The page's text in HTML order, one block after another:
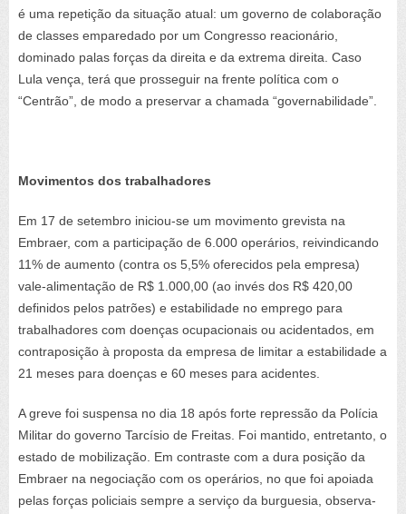
é uma repetição da situação atual: um governo de colaboração
de classes emparedado por um Congresso reacionário,
dominado palas forças da direita e da extrema direita. Caso
Lula vença, terá que prosseguir na frente política com o
“Centrão”, de modo a preservar a chamada “governabilidade”.
Movimentos dos trabalhadores
Em 17 de setembro iniciou-se um movimento grevista na
Embraer, com a participação de 6.000 operários, reivindicando
11% de aumento (contra os 5,5% oferecidos pela empresa)
vale-alimentação de R$ 1.000,00 (ao invés dos R$ 420,00
definidos pelos patrões) e estabilidade no emprego para
trabalhadores com doenças ocupacionais ou acidentados, em
contraposição à proposta da empresa de limitar a estabilidade a
21 meses para doenças e 60 meses para acidentes.
A greve foi suspensa no dia 18 após forte repressão da Polícia
Militar do governo Tarcísio de Freitas. Foi mantido, entretanto, o
estado de mobilização. Em contraste com a dura posição da
Embraer na negociação com os operários, no que foi apoiada
pelas forças policiais sempre a serviço da burguesia, observa-